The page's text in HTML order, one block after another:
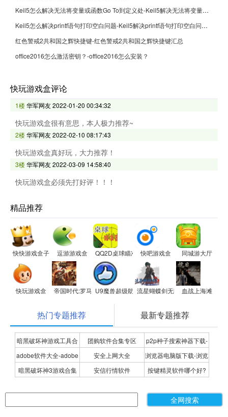
Keil5怎么解决无法将变量或函数Go To到定义处-Keil5解决无法将变量或函数Go To到定义处的方法
Keil5怎么解决printf语句打印空白问题-Keil5解决printf语句打印空白问题的方法
红色警戒2共和国之辉快捷键-红色警戒2共和国之辉快捷键汇总
office2016怎么激活密钥？-office2016怎么安装？
快玩游戏盒评论
1楼华军网友2022-01-20 00:34:32
快玩游戏盒很有意思，本人极力推荐~
2楼华军网友2022-02-10 08:17:43
快玩游戏盒真好玩，大力推荐！
3楼华军网友2022-03-09 14:58:40
快玩游戏盒必须先打好评！！！
精品推荐
快快游戏盒子 逗游游戏盒 QQ2D桌球瞄准器快吧游戏盒 同城游大厅
快玩游戏盒 帝国时代:罗马复兴U9魔兽超级助手流星蝴蝶剑无限气修改器
血战上海滩
热门专题推荐 最新专题推荐
暗黑破坏神游戏工具合
集
团购软件合集专区
p2p种子搜索神器下载-
P2P种子搜索神器专题
adobe软件大全-adobe
全系列软件下载-adobe
安全上网大全
浏览器电脑版下载-浏览
器下载合集
暗黑破坏神3游戏合集 安信行情软件
按键精灵软件哪个好?